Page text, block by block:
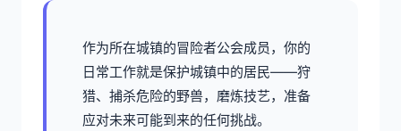
作为所在城镇的冒险者公会成员，你的
日常工作就是保护城镇中的居民——狩
猎、捕杀危险的野兽，磨炼技艺，准备
应对未来可能到来的任何挑战。